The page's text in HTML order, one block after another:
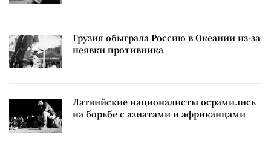
Грузия обыграла Россию в Океании из-за
неявки противника
Латвийские националисты осрамились
на борьбе с азиатами и африканцами